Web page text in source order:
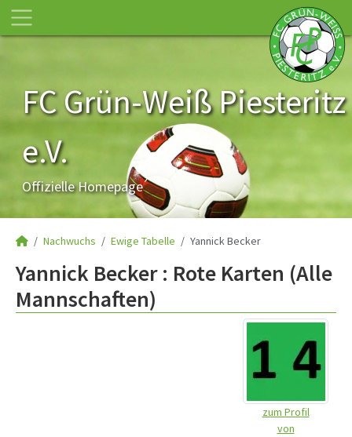
FC Grün-Weiß Piesteritz
e.V.
Offizielle Homepage
Nachwuchs Ewige Tabelle Yannick Becker
Yannick Becker : Rote Karten (Alle
Mannschaften)
zum Profil
von